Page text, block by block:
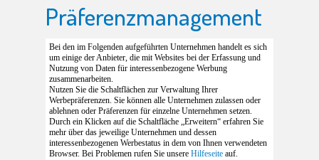
Präferenzmanagement
Bei den im Folgenden aufgeführten Unternehmen handelt es sich
um einige der Anbieter, die mit Websites bei der Erfassung und
Nutzung von Daten für interessenbezogene Werbung
zusammenarbeiten.
Nutzen Sie die Schaltflächen zur Verwaltung Ihrer
Werbepräferenzen. Sie können alle Unternehmen zulassen oder
ablehnen oder Präferenzen für einzelne Unternehmen setzen.
Durch ein Klicken auf die Schaltfläche „Erweitern“ erfahren Sie
mehr über das jeweilige Unternehmen und dessen
interessenbezogenen Werbestatus in dem von Ihnen verwendeten
Browser. Bei Problemen rufen Sie unsere Hilfeseite auf.